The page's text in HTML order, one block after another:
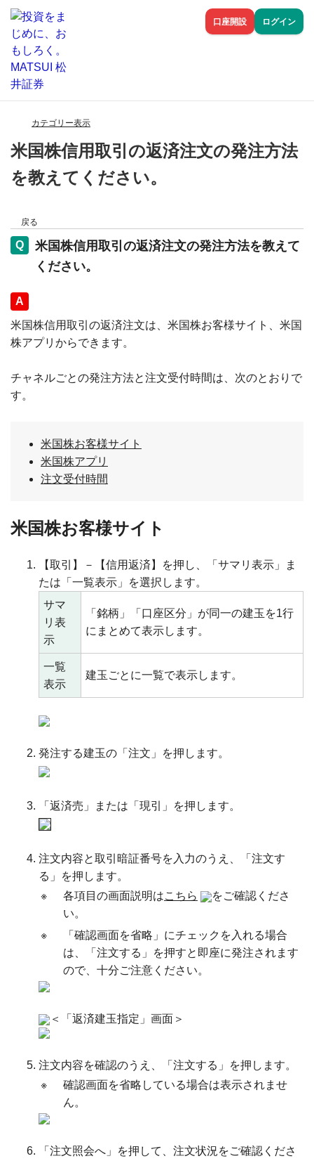
口座開設 ログイン
カテゴリー表示
米国株信用取引の返済注文の発注方法
を教えてください。
戻る
米国株信用取引の返済注文の発注方法を教えて
ください。
回答
米国株信用取引の返済注文は、米国株お客様サイト、米国
株アプリからできます。
チャネルごとの発注方法と注文受付時間は、次のとおりで
す。
米国株お客様サイト
米国株アプリ
注文受付時間
米国株お客様サイト
【取引】－【信用返済】を押し、「サマリ表示」ま
たは「一覧表示」を選択します。
サマ
リ表
示
「銘柄」「口座区分」が同一の建玉を1行
にまとめて表示します。
一覧
表示
建玉ごとに一覧で表示します。
発注する建玉の「注文」を押します。
「返済売」または「現引」を押します。
注文内容と取引暗証番号を入力のうえ、「注文す
る」を押します。
※
各項目の画面説明はこちら
をご確認くださ
い。
※
「確認画面を省略」にチェックを入れる場合
は、「注文する」を押すと即座に発注されます
ので、十分ご注意ください。
＜「返済建玉指定」画面＞
注文内容を確認のうえ、「注文する」を押します。
※
確認画面を省略している場合は表示されませ
ん。
「注文照会へ」を押して、注文状況をご確認くださ